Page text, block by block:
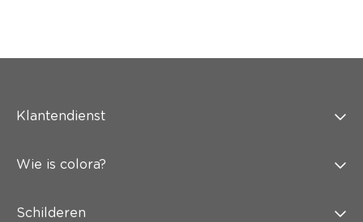
Klantendienst
Wie is colora?
Schilderen